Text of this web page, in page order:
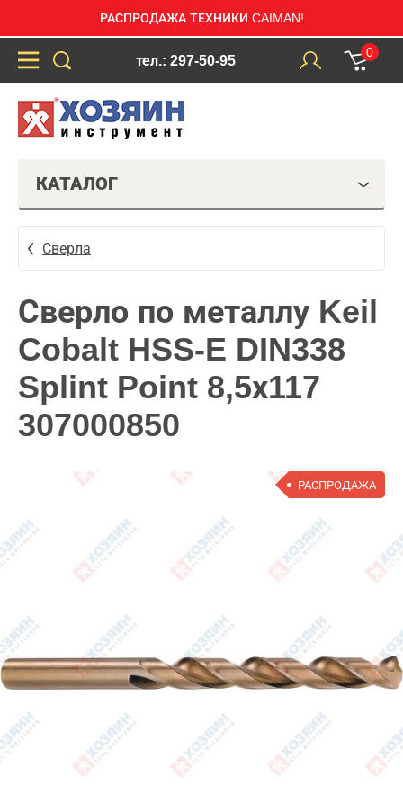
РАСПРОДАЖА ТЕХНИКИ CAIMAN!
тел.: 297-50-95
0
КАТАЛОГ
Сверла
Сверло по металлу Keil
Cobalt HSS-E DIN338
Splint Point 8,5х117
307000850
РАСПРОДАЖА